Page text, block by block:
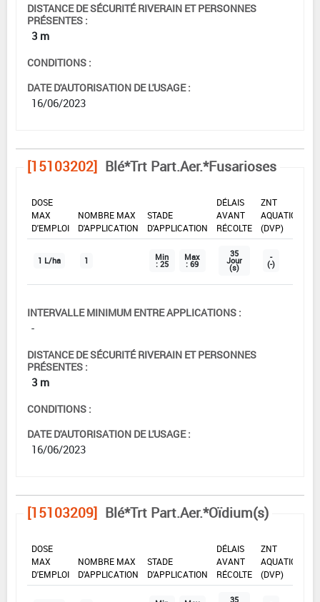
DISTANCE DE SÉCURITÉ RIVERAIN ET PERSONNES
PRÉSENTES :
3 m
CONDITIONS :
DATE D'AUTORISATION DE L'USAGE :
16/06/2023
[15103202] Blé*Trt Part.Aer.*Fusarioses
DOSE
MAX
D'EMPLOI
NOMBRE MAX
D'APPLICATION
STADE
D'APPLICATION
DÉLAIS
AVANT
RÉCOLTE
ZNT
AQUATIQUE
(DVP)
1 L/ha 1 Min
: 25
Max
: 69
35
Jour
(s)
-
(-)
INTERVALLE MINIMUM ENTRE APPLICATIONS :
-
DISTANCE DE SÉCURITÉ RIVERAIN ET PERSONNES
PRÉSENTES :
3 m
CONDITIONS :
DATE D'AUTORISATION DE L'USAGE :
16/06/2023
[15103209] Blé*Trt Part.Aer.*Oïdium(s)
DOSE
MAX
D'EMPLOI
NOMBRE MAX
D'APPLICATION
STADE
D'APPLICATION
DÉLAIS
AVANT
RÉCOLTE
ZNT
AQUATIQUE
(DVP)
35